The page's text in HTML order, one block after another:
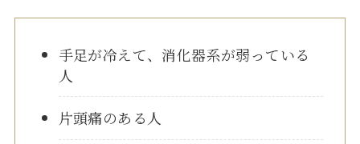
手足が冷えて、消化器系が弱っている
人
片頭痛のある人